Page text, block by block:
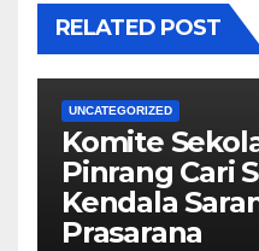
RELATED POST
UNCATEGORIZED
Komite
Pinrang Cari
Kendala
Prasarana